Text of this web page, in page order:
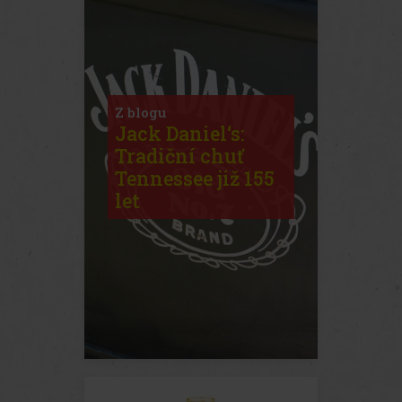
koutek ve sklenici Jacka", si můžet
Z blogu
Jack Daniel‘s:
Tradiční chuť
Tennessee již 155
let